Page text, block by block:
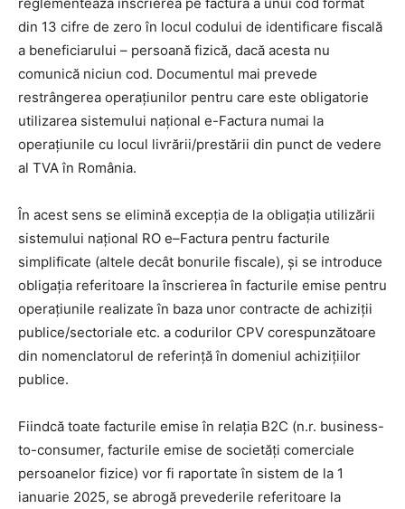
din 13 cifre de zero în locul codului de identificare fiscală
a beneficiarului – persoană fizică, dacă acesta nu
comunică niciun cod. Documentul mai prevede
restrângerea operațiunilor pentru care este obligatorie
utilizarea sistemului național e-Factura numai la
operațiunile cu locul livrării/prestării din punct de vedere
al TVA în România.
În acest sens se elimină excepția de la obligația utilizării
sistemului național RO e–Factura pentru facturile
simplificate (altele decât bonurile fiscale), și se introduce
obligația referitoare la înscrierea în facturile emise pentru
operațiunile realizate în baza unor contracte de achiziții
publice/sectoriale etc. a codurilor CPV corespunzătoare
din nomenclatorul de referinţă în domeniul achiziţiilor
publice.
Fiindcă toate facturile emise în relația B2C (n.r. business-
to-consumer, facturile emise de societăți comerciale
persoanelor fizice) vor fi raportate în sistem de la 1
ianuarie 2025, se abrogă prevederile referitoare la